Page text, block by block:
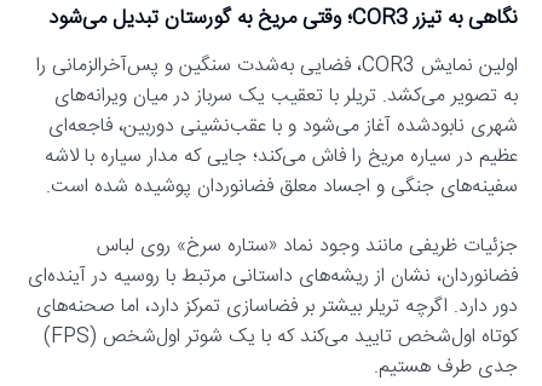
نگاهی به تیزر COR3؛ وقتی مریخ به گورستان تبدیل می‌شود
اولین نمایش COR3، فضایی به‌شدت سنگین و پس‌آخرالزمانی را
به تصویر می‌کشد. تریلر با تعقیب یک سرباز در میان ویرانه‌های
شهری نابودشده آغاز می‌شود و با عقب‌نشینی دوربین، فاجعه‌ای
عظیم در سیاره مریخ را فاش می‌کند؛ جایی که مدار سیاره با لاشه
سفینه‌های جنگی و اجساد معلق فضانوردان پوشیده شده است.
جزئیات ظریفی مانند وجود نماد «ستاره سرخ» روی لباس
فضانوردان، نشان از ریشه‌های داستانی مرتبط با روسیه در آینده‌ای
دور دارد. اگرچه تریلر بیشتر بر فضاسازی تمرکز دارد، اما صحنه‌های
کوتاه اول‌شخص تایید می‌کند که با یک شوتر اول‌شخص (FPS)
جدی طرف هستیم.